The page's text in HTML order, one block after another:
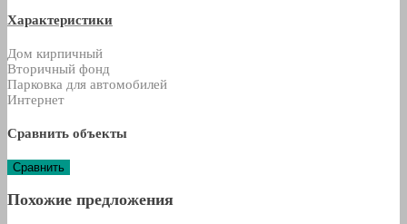
Характеристики
Дом кирпичный
Вторичный фонд
Парковка для автомобилей
Интернет
Сравнить объекты
Сравнить
Похожие предложения